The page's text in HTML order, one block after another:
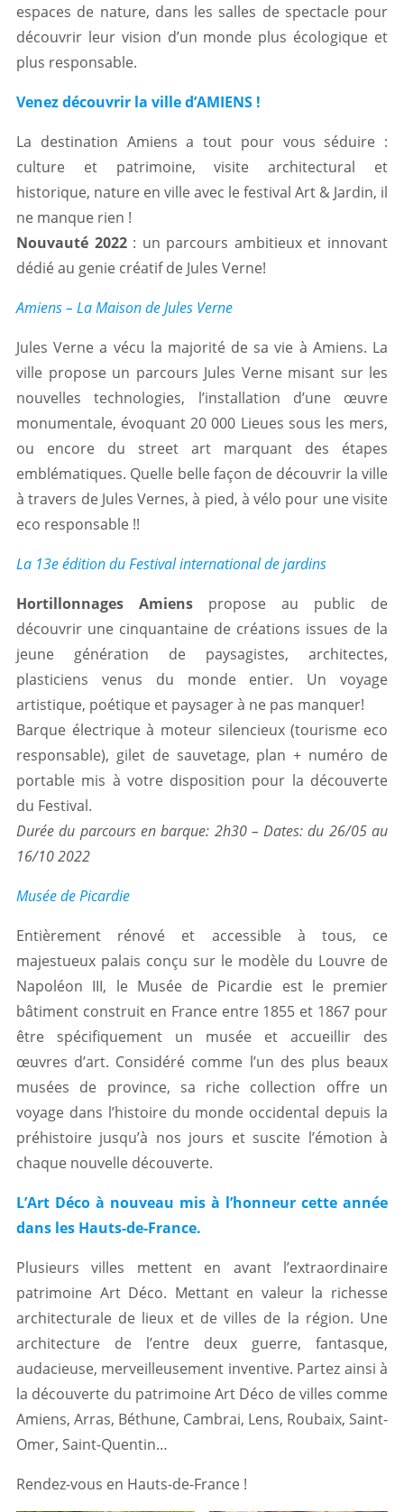
espaces de nature, dans les salles de spectacle pour
découvrir leur vision d’un monde plus écologique et
plus responsable.
Venez découvrir la ville d’AMIENS !
La destination Amiens a tout pour vous séduire :
culture et patrimoine, visite architectural et
historique, nature en ville avec le festival Art & Jardin, il
ne manque rien !
Nouvauté 2022: un parcours ambitieux et innovant
dédié au genie créatif de Jules Verne!
Amiens – La Maison de Jules Verne
Jules Verne a vécu la majorité de sa vie à Amiens. La
ville propose un parcours Jules Verne misant sur les
nouvelles technologies, l’installation d’une œuvre
monumentale, évoquant 20 000 Lieues sous les mers,
ou encore du street art marquant des étapes
emblématiques. Quelle belle façon de découvrir la ville
à travers de Jules Vernes, à pied, à vélo pour une visite
eco responsable !!
La 13e édition du Festival international de jardins
Hortillonnages Amiens propose au public de
découvrir une cinquantaine de créations issues de la
jeune génération de paysagistes, architectes,
plasticiens venus du monde entier. Un voyage
artistique, poétique et paysager à ne pas manquer!
Barque électrique à moteur silencieux (tourisme eco
responsable), gilet de sauvetage, plan + numéro de
portable mis à votre disposition pour la découverte
du Festival.
Durée du parcours en barque: 2h30 – Dates: du 26/05 au
16/10 2022
Musée de Picardie
Entièrement rénové et accessible à tous, ce
majestueux palais conçu sur le modèle du Louvre de
Napoléon III, le Musée de Picardie est le premier
bâtiment construit en France entre 1855 et 1867 pour
être spécifiquement un musée et accueillir des
œuvres d’art. Considéré comme l’un des plus beaux
musées de province, sa riche collection offre un
voyage dans l’histoire du monde occidental depuis la
préhistoire jusqu’à nos jours et suscite l’émotion à
chaque nouvelle découverte.
L’Art Déco à nouveau mis à l’honneur cette année
dans les Hauts-de-France.
Plusieurs villes mettent en avant l’extraordinaire
patrimoine Art Déco. Mettant en valeur la richesse
architecturale de lieux et de villes de la région. Une
architecture de l’entre deux guerre, fantasque,
audacieuse, merveilleusement inventive. Partez ainsi à
la découverte du patrimoine Art Déco de villes comme
Amiens, Arras, Béthune, Cambrai, Lens, Roubaix, Saint-
Omer, Saint-Quentin…
Rendez-vous en Hauts-de-France !